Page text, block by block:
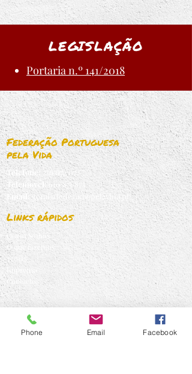
LEGISLAÇÃO
Portaria n.º 141/2018
Federação Portuguesa
pela Vida
Telefone: 216 072 072
Telemovel:
910 871 873
Email:geral@federacaopelavida.pt
Links rápidos
Quem Somos
O que fazemos
Temas
Imprensa
Contactos
Subscrever Newsletter!
Phone Email Facebook